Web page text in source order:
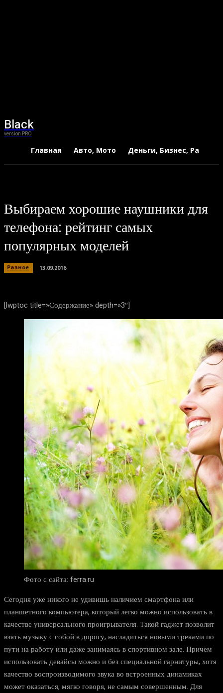
Black
version PRO
Главная Авто, Мото Деньги, Бизнес, Работа
Выбираем хорошие наушники для
телефона: рейтинг самых
популярных моделей
Разное 13.09.2016
[lwptoc title=»Содержание» depth=»3″]
Фото с сайта: ferra.ru
Сегодня уже никого не удивишь наличием смартфона или
планшетного компьютера, который легко можно использовать в
качестве универсального проигрывателя. Такой гаджет позволит
взять музыку с собой в дорогу, насладиться новыми треками по
пути на работу или даже занимаясь в спортивном зале. Причем
использовать девайсы можно и без специальной гарнитуры, хотя
качество воспроизводимого звука во встроенных динамиках
может оказаться, мягко говоря, не самым совершенным. Для